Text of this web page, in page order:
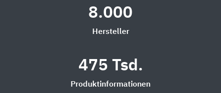
8.000
Hersteller
475 Tsd.
Produktinformationen